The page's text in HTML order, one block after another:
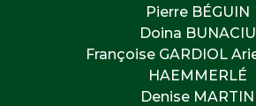
Pierre BÉGUIN
Doina BUNACIU
Françoise GARDIOL
HAEMMERLÉ
Denise MARTIN